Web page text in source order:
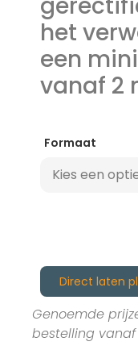
het
een
vanaf 2
Formaat
Direct laten
Genoemde
bestelling vanaf